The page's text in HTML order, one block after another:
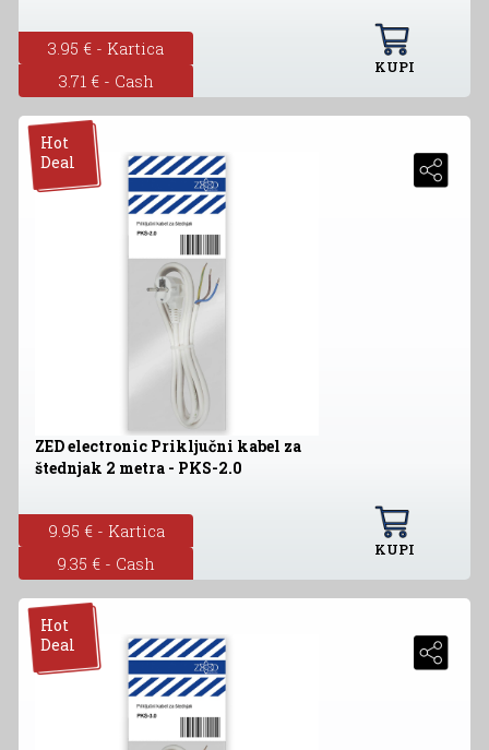
3.95 € - Kartica
3.71 € - Cash
KUPI
Hot
Deal
ZED electronic Priključni kabel za
štednjak 2 metra - PKS-2.0
9.95 € - Kartica
9.35 € - Cash
KUPI
Hot
Deal